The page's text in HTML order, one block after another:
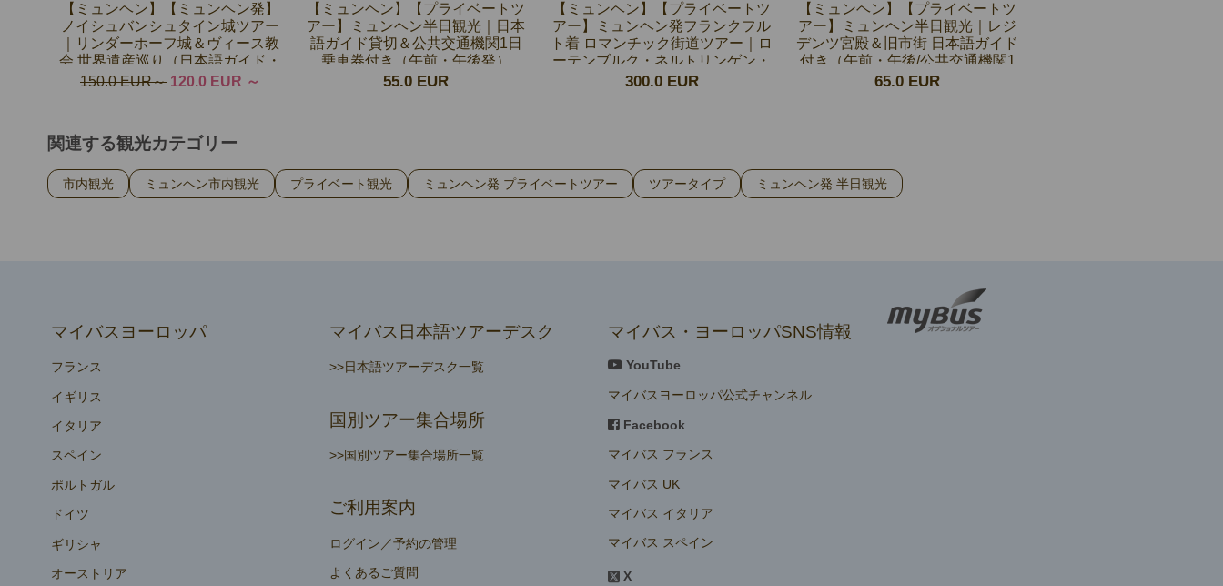
【ミュンヘン】【ミュンヘン発】
ノイシュバンシュタイン城ツアー
｜リンダーホーフ城＆ヴィース教
会 世界遺産巡り（日本語ガイド・
シャトルバス込み）
150.0 EUR 120.0 EUR
【ミュンヘン】【プライベートツ
アー】ミュンヘン半日観光｜日本
語ガイド貸切＆公共交通機関1日
乗車券付き（午前・午後発）
55.0 EUR
【ミュンヘン】【プライベートツ
アー】ミュンヘン発フランクフル
ト着 ロマンチック街道ツアー｜ロ
ーテンブルク・ネルトリンゲン・
中世の街巡り
300.0 EUR
【ミュンヘン】【プライベートツ
アー】ミュンヘン半日観光｜レジ
デンツ宮殿＆旧市街 日本語ガイド
付き（午前・午後/公共交通機関1
日券付き）
65.0 EUR
関連する観光カテゴリー
市内観光 ミュンヘン市内観光 プライベート観光 ミュンヘン発 プライベートツアー ツアータイプ ミュンヘン発 半日観光
マイバスヨーロッパ
フランス
イギリス
イタリア
スペイン
ポルトガル
ドイツ
ギリシャ
オーストリア
マイバス日本語ツアーデスク
>>日本語ツアーデスク一覧
国別ツアー集合場所
>>国別ツアー集合場所一覧
ご利用案内
ログイン／予約の管理
よくあるご質問
マイバス・ヨーロッパSNS情報
YouTube
マイバスヨーロッパ公式チャンネル
Facebook
マイバス フランス
マイバス UK
マイバス イタリア
マイバス スペイン
X